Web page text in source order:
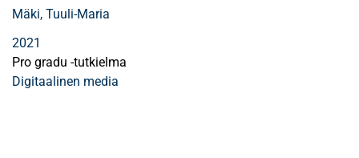
Mäki, Tuuli-Maria
2021
Pro gradu -tutkielma
Digitaalinen media